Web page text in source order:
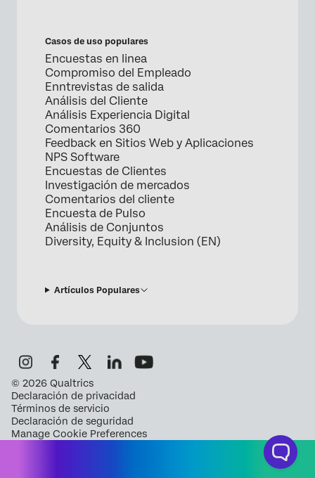
Casos de uso populares
Encuestas en linea
Compromiso del Empleado
Enntrevistas de salida
Análisis del Cliente
Análisis Experiencia Digital
Comentarios 360
Feedback en Sitios Web y Aplicaciones
NPS Software
Encuestas de Clientes
Investigación de mercados
Comentarios del cliente
Encuesta de Pulso
Análisis de Conjuntos
Diversity, Equity & Inclusion (EN)
Artículos Populares
© 2026 Qualtrics
Declaración de privacidad
Términos de servicio
Declaración de seguridad
Manage Cookie Preferences